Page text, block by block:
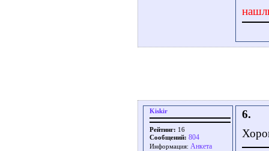
Kiskir
Рейтинг: 16
Сообщений: 804
Информация: Aнкета
6.